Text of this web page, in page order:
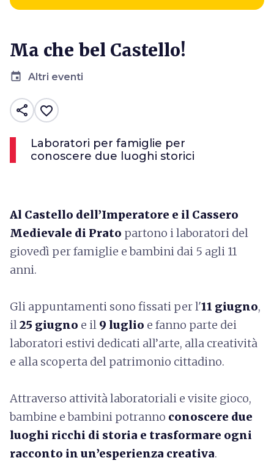
Ma che bel Castello!
event Altri eventi
share favorite_border
Laboratori per famiglie per
conoscere due luoghi storici
Al Castello dell’Imperatore e il Cassero
Medievale di Prato partono i laboratori del
giovedì per famiglie e bambini dai 5 agli 11
anni.
Gli appuntamenti sono fissati per l'11 giugno,
il25 giugno e il 9 luglio e fanno parte dei
laboratori estivi dedicati all’arte, alla creatività
e alla scoperta del patrimonio cittadino.
Attraverso attività laboratoriali e visite gioco,
bambine e bambini potranno conoscere due
luoghi ricchi di storia e trasformare ogni
racconto in un’esperienza creativa.